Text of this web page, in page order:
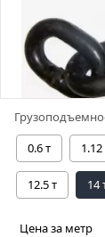
0.6 т
1.12
12.5 т 14
Цена за метр